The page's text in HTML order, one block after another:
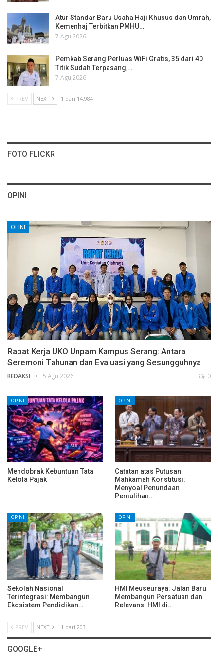
Atur Standar Baru Usaha Haji Khusus dan Umrah,
Kemenhaj Terbitkan PMHU…
7 Agu 2026
Pemkab Serang Perluas WiFi Gratis, 35 dari 40
Titik Sudah Terpasang,…
7 Agu 2026
PREV NEXT 1 dari 14,984
FOTO FLICKR
OPINI
OPINI
Rapat Kerja UKO Unpam Kampus Serang: Antara
Seremoni Tahunan dan Evaluasi yang Sesungguhnya
REDAKSI 5 Agu 2026 0
OPINI
Mendobrak Kebuntuan Tata
Kelola Pajak
OPINI
Catatan atas Putusan
Mahkamah Konstitusi:
Menyoal Penundaan
Pemulihan…
OPINI
Sekolah Nasional
Terintegrasi: Membangun
Ekosistem Pendidikan…
OPINI
HMI Meuseuraya: Jalan Baru
Membangun Persatuan dan
Relevansi HMI di…
PREV NEXT 1 dari 203
GOOGLE+